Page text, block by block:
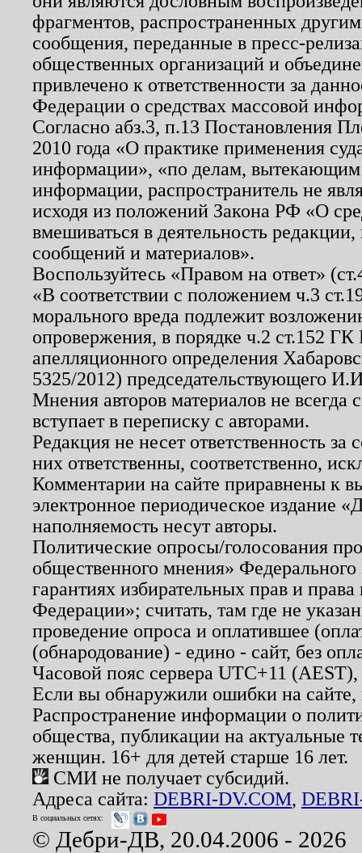
фрагментов, распространенных
сообщения, переданные в пресс-
общественных организаций и
привлечено к ответственности за
Федерации о средствах массовой
Согласно абз.3, п.13 Постановления
2010 года «О практике применения
информации», «по делам, вытекающим
информации, распространитель не
исходя из положений Закона РФ «О
вмешиваться в деятельность
сообщений и материалов».
Воспользуйтесь «Правом на ответ»
«В соответствии с положением ч.3
морального вреда подлежит
опровержения, в порядке ч.2 ст.152
апелляционного определения
5325/2012) председательствующего
Мнения авторов материалов не
вступает в переписку с авторами.
Редакция не несет ответственность
них ответственны, соответственно,
Комментарии на сайте приравнены к
электронное периодическое издание
наполняемость несут авторы.
Политические опросы/голосования
общественного мнения»
гарантиях избирательных прав и
Федерации»; считать, там где не
проведение опроса и оплатившее
(обнародование) - едино - сайт, без
Часовой пояс сервера UTC+11
Если вы обнаружили ошибки на
Распространение информации о
общества, публикации на актуальные
женщин. 16+ для детей старше 16 лет.
СМИ не получает субсидий.
Адреса сайта: DEBRI-DV.COM,
В социальных сетях:
© Дебри-ДВ, 20.04.2006 - 2026